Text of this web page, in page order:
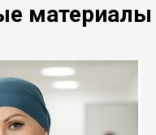
материалы